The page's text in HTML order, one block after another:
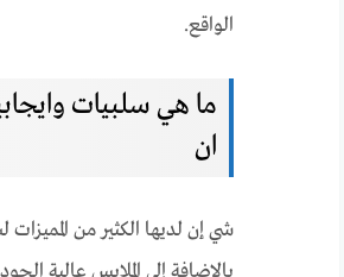
الواقع.
ما هي سلبيات
ان
شي إن لديها الكثير من المميزات
بالإضافة إلى الملابس عالية